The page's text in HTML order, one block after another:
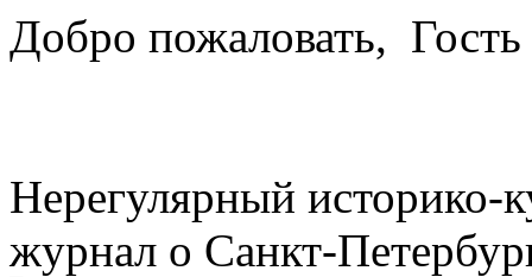
Добро пожаловать, Гость
Нерегулярный историко-
журнал о Санкт-